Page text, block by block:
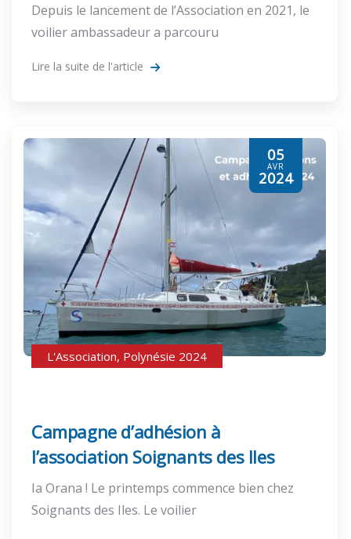
Depuis le lancement de l’Association en 2021, le
voilier ambassadeur a parcouru
Lire la suite de l'article
05
AVR
2024
L'Association, Polynésie 2024
Campagne d’adhésion à
l’association Soignants des Iles
Ia Orana ! Le printemps commence bien chez
Soignants des Iles. Le voilier